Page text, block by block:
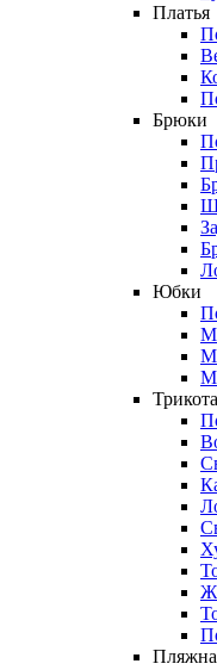
Платья
Брюки
Юбки